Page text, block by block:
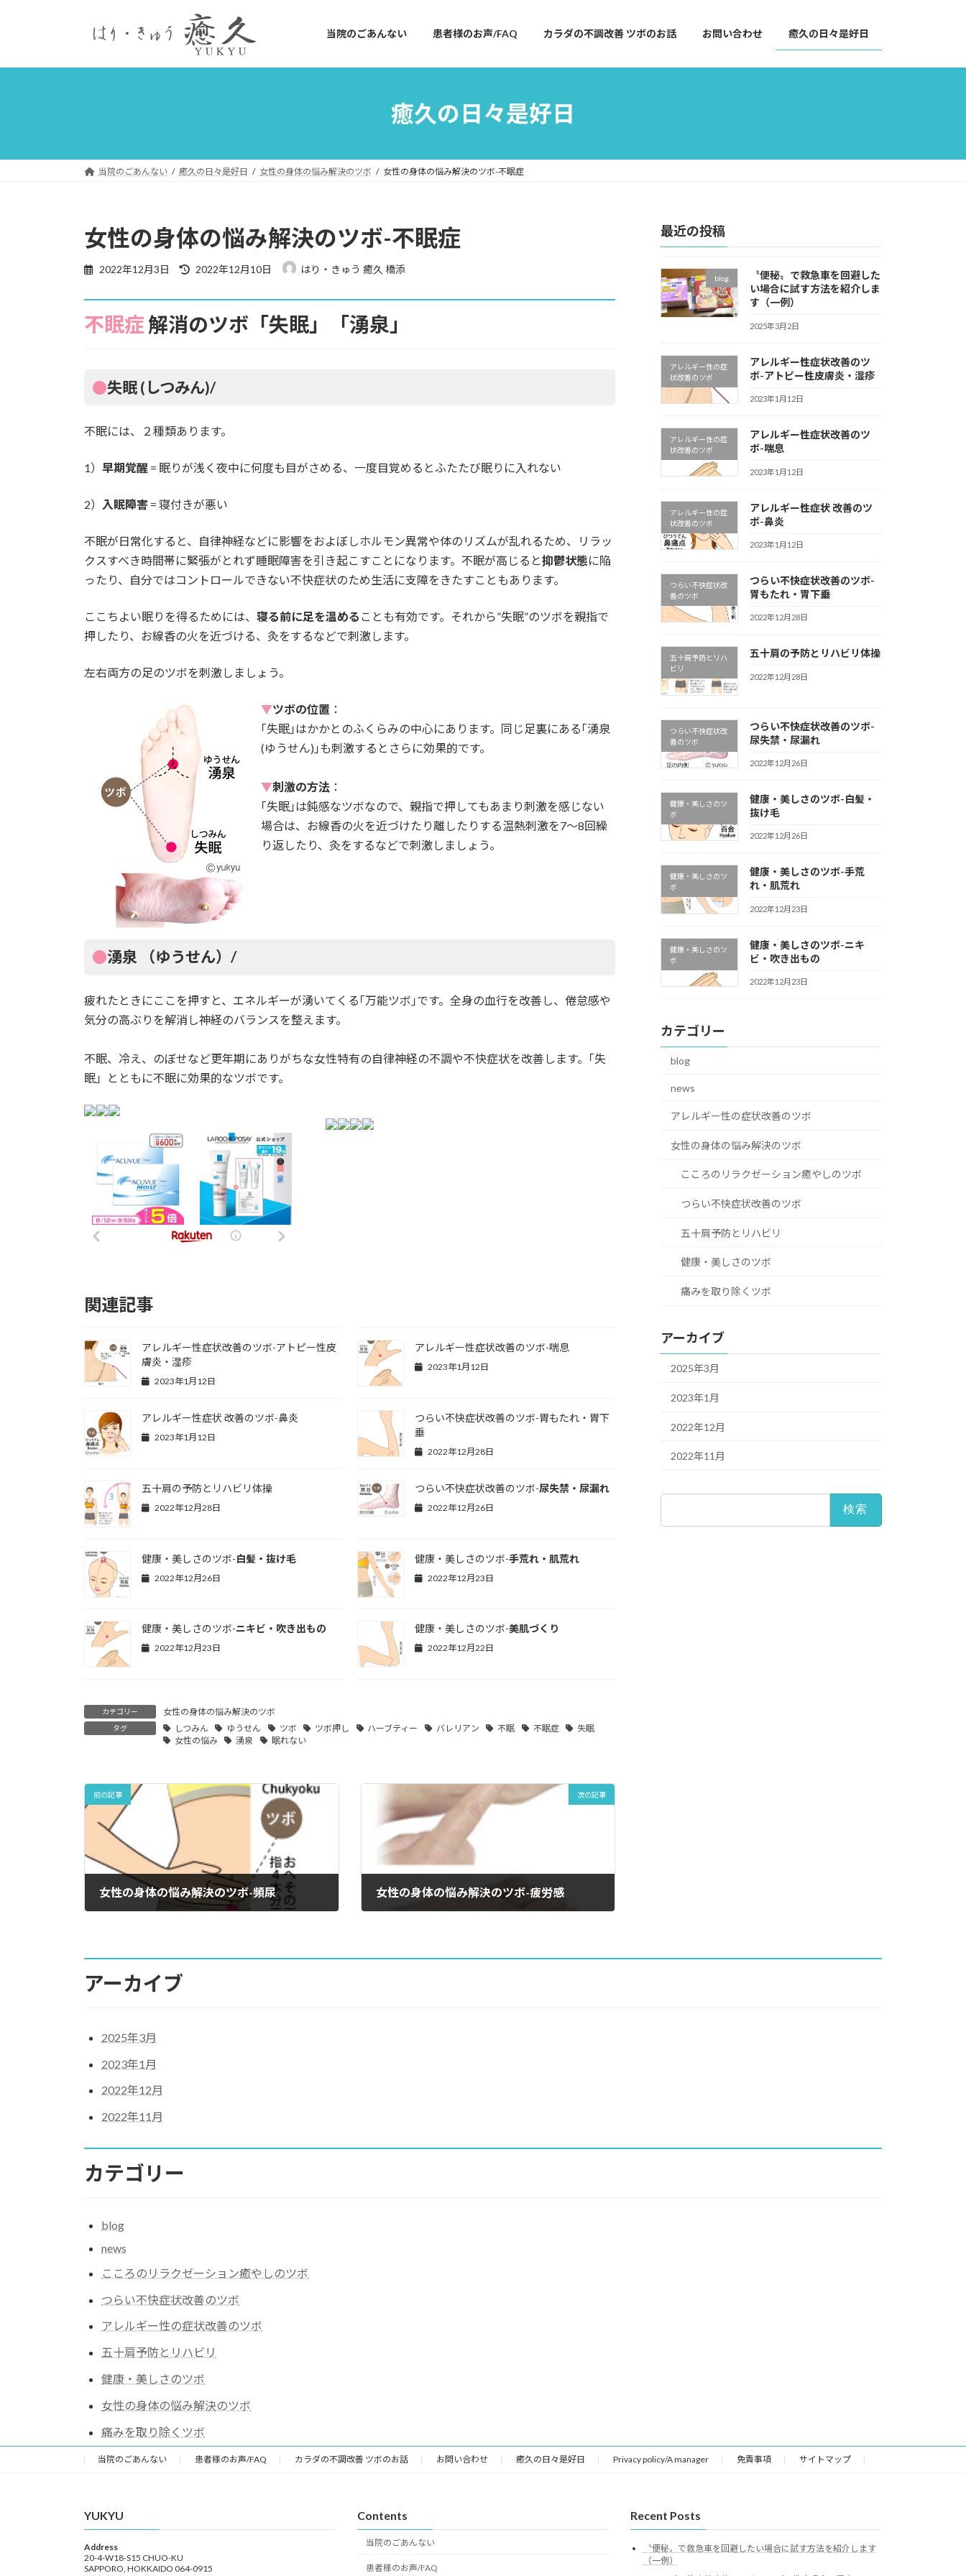
プ
動
当院のごあんない 患者様のお声/FAQ カラダの不調改善 ツボのお話 お問い合わせ 癒久の日々是好日
癒久の日々是好日
当院のごあんない 癒久の日々是好日 女性の身体の悩み解決のツボ 女性の身体の悩み解決のツボ-不眠症
女性の身体の悩み解決のツボ-不眠症
2022年12月3日
最
日
2022年12月10日 はり・きゅう 癒久 橋添
不眠症解消のツボ「失眠」「湧泉」
●失眠(しつみん)/
不眠には、２種類あります。
1） 早期覚醒 = 眠りが浅く夜中に何度も目がさめる、一度目覚めるとふたたび眠りに入れない
2） 入眠障害 = 寝付きが悪い
不眠が日常化すると、自律神経などに影響をおよぼしホルモン異常や体のリズムが乱れるため、リラッ
クスすべき時間帯に緊張がとれず睡眠障害を引き起こすことになります。不眠が高じると抑鬱状態に陥
ったり、自分ではコントロールできない不快症状のため生活に支障をきたすこともあります。
ここちよい眠りを得るためには、 寝る前に足を温める ことも有効です。それから”失眠”のツボを親指で
押したり、お線香の火を近づける、灸をするなどで刺激します。
左右両方の足のツボを刺激しましょう。
▼ツボの位置 ：
｢失眠｣はかかとのふくらみの中心にあります。同じ足裏にある｢湧泉
(ゆうせん)｣も刺激するとさらに効果的です。
▼刺激の方法 ：
｢失眠｣は鈍感なツボなので、親指で押してもあまり刺激を感じない
場合は、お線香の火を近づけたり離したりする温熱刺激を7～8回繰
り返したり、灸をするなどで刺激しましょう。
●湧泉 （ゆうせん） /
疲れたときにここを押すと、エネルギーが湧いてくる｢万能ツボ｣です。全身の血行を改善し、倦怠感や
気分の高ぶりを解消し神経のバランスを整えます。
不眠、冷え、のぼせなど更年期にありがちな女性特有の自律神経の不調や不快症状を改善します。｢失
眠」とともに不眠に効果的なツボです。
関連記事
アレルギー性症状改善のツボ-アトピー性皮
膚炎・湿疹
2023年1月12日
アレルギー性症状改善のツボ-喘息
2023年1月12日
アレルギー性症状 改善のツボ-鼻炎
2023年1月12日
つらい不快症状改善のツボ-胃もたれ・胃下
垂
2022年12月28日
五十肩の予防とリハビリ体操
2022年12月28日
つらい不快症状改善のツボ-尿失禁・尿漏れ
2022年12月26日
健康・美しさのツボ-白髪・抜け毛
2022年12月26日
健康・美しさのツボ-手荒れ・肌荒れ
2022年12月23日
健康・美しさのツボ-ニキビ・吹き出もの
2022年12月23日
健康・美しさのツボ-美肌づくり
2022年12月22日
カテゴリー 女性の身体の悩み解決のツボ
タグ しつみん ゆうせん ツボ ツボ押し ハーブティー バレリアン 不眠 不眠症
失眠
女性の悩み
湧泉 眠れない
前の記事
女性の身体の悩み解決のツボ-頻尿
次の記事
女性の身体の悩み解決のツボ-疲労感
最近の投稿
blog
〝便秘〟で救急車を回避した
い場合に試す方法を紹介しま
す（一例）
2025年3月2日
アレルギー性の症
状改善のツボ
アレルギー性症状改善のツ
ボ-アトピー性皮膚炎・湿疹
2023年1月12日
アレルギー性の症
状改善のツボ
アレルギー性症状改善のツ
ボ-喘息
2023年1月12日
アレルギー性の症
状改善のツボ
アレルギー性症状 改善のツ
ボ-鼻炎
2023年1月12日
つらい不快症状改
善のツボ
つらい不快症状改善のツボ-
胃もたれ・胃下垂
2022年12月28日
五十肩予防とリハ
ビリ
五十肩の予防とリハビリ体操
2022年12月28日
つらい不快症状改
善のツボ
つらい不快症状改善のツボ-
尿失禁・尿漏れ
2022年12月26日
健康・美しさのツ
ボ
健康・美しさのツボ-白髪・
抜け毛
2022年12月26日
健康・美しさのツ
ボ
健康・美しさのツボ-手荒
れ・肌荒れ
2022年12月23日
健康・美しさのツ
ボ
健康・美しさのツボ-ニキ
ビ・吹き出もの
2022年12月23日
カテゴリー
blog
news
アレルギー性の症状改善のツボ
女性の身体の悩み解決のツボ
こころのリラクゼーション癒やしのツボ
つらい不快症状改善のツボ
五十肩予防とリハビリ
健康・美しさのツボ
痛みを取り除くツボ
アーカイブ
2025年3月
2023年1月
2022年12月
2022年11月
アーカイブ
2025年3月
2023年1月
2022年12月
2022年11月
カテゴリー
blog
news
こころのリラクゼーション癒やしのツボ
つらい不快症状改善のツボ
アレルギー性の症状改善のツボ
五十肩予防とリハビリ
健康・美しさのツボ
女性の身体の悩み解決のツボ
痛みを取り除くツボ
当院のごあんない 患者様のお声/FAQ カラダの不調改善 ツボのお話 お問い合わせ 癒久の日々是好日 Privacy policy/A manager 免責事項 サイトマップ
YUKYU
Address
20-4-W18-S15 CHUO-KU
SAPPORO, HOKKAIDO 064-0915
Contents
当院のごあんない
患者様のお声/FAQ
Recent Posts
〝便秘〟で救急車を回避したい場合に試す方法を紹介します
（一例）